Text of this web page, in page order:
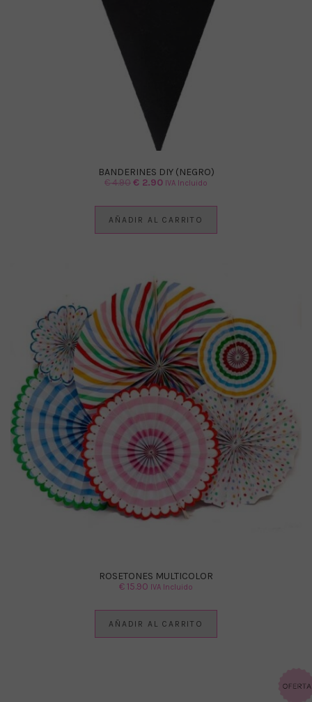
BANDERINES DIY (NEGRO)
€4.90El
original
era:
€ 2.90El
actual
es:
IVA Incluido
AÑADIR AL CARRITO
ROSETONES MULTICOLOR
€15.90 IVA Incluido
AÑADIR AL CARRITO